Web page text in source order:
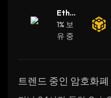
Adshares has been
friendly so that
technical knowledge or
easily.
Ether
eum
1% 보
유 중
트렌드 중인 암호화폐